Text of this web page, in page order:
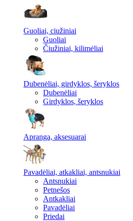
Guoliai, ciužiniai
Guoliai
Čiužiniai, kilimėliai
Dubenėliai, girdyklos, šeryklos
Dubenėliai
Girdyklos, šeryklos
Apranga, aksesuarai
Pavadėliai, atkakliai, antsnukiai
Antsnukiai
Petnešos
Antkakliai
Pavadėliai
Priedai